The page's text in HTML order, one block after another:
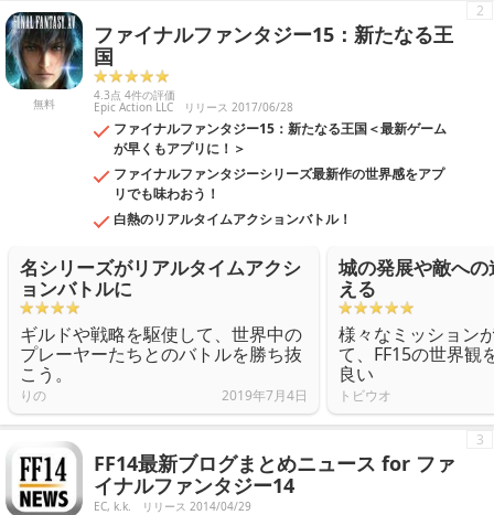
無料
ファイナルファンタジー15：新たなる王
国
4.3点 4件の評価
Epic Action LLC リリース 2017/06/28
ファイナルファンタジー15：新たなる王国＜最新ゲーム
が早くもアプリに！＞
ファイナルファンタジーシリーズ最新作の世界感をアプ
リでも味わおう！
白熱のリアルタイムアクションバトル！
2
名シリーズがリアルタイムアクシ
ョンバトルに
ギルドや戦略を駆使して、世界中の
プレーヤーたちとのバトルを勝ち抜
こう。
りの 2019年7月4日
城の発展や敵へ
える
様々なミッション
て、FF15の世界観
良い
トビウオ
FF14最新ブログまとめニュース for ファ
イナルファンタジー14
EC, k.k. リリース 2014/04/29
3